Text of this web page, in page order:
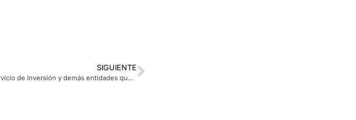
SIGUIENTE
Nuevo régimen legal de las empresas de servicio de Inversión y demás entidades que prestan servicios de inversión